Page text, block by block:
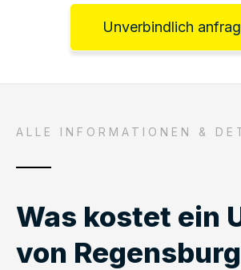
Unverbindlich
ALLE INFORMATIONEN &
Was kostet ein
von